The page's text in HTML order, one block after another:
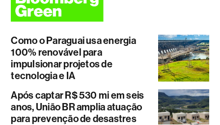
Como o Paraguai usa energia
100% renovável para
impulsionar projetos de
tecnologia e IA
Após captar R$ 530 mi em seis
anos, União BR amplia atuação
para prevenção de desastres